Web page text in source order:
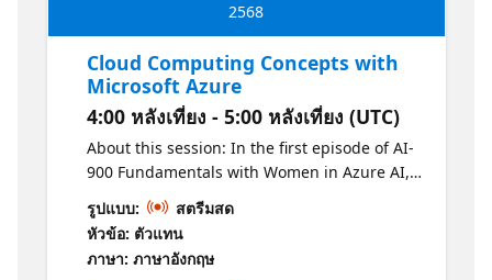
2568
Cloud Computing Concepts with
Microsoft Azure
4:00 หลังเที่ยง - 5:00 หลังเที่ยง (UTC)
About this session: In the first episode of AI-
900 Fundamentals with Women in Azure AI,
you will learn the fundamentals of cloud
computing. You’ll explore public, private, and
hybrid clouds, understand their benefits,
and dive into different service models such
รูปแบบ:
สตรีมสด
หัวข้อ: ตัวแทน
ภาษา: ภาษาอังกฤษ